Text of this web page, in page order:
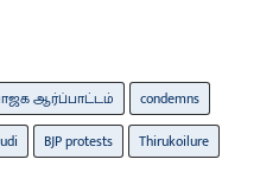
ஆர்ப்பாட்டம்
condemns
BJP protests Thirukoilure